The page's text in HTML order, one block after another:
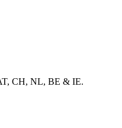
CH, NL, BE & IE.